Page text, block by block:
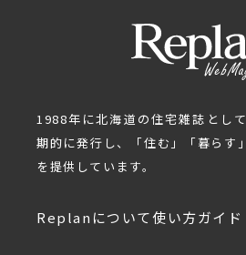
1988年に北海道の住宅雑誌とし
期的に発行し、「住む」「暮らす
を提供しています。
Replanについて使い方ガイド